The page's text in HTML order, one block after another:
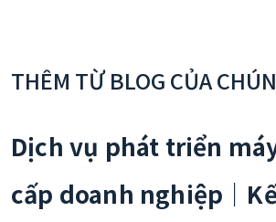
THÊM TỪ BLOG CỦA
Dịch vụ phát triển
cấp doanh nghiệp｜